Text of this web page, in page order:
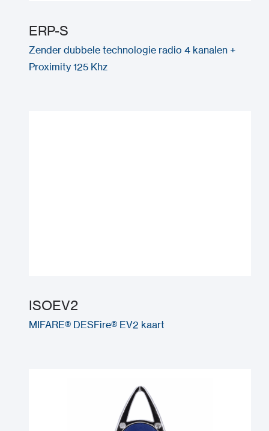
ERP-S
Zender dubbele technologie radio 4 kanalen +
Proximity 125 Khz
ISOEV2
MIFARE® DESFire® EV2 kaart